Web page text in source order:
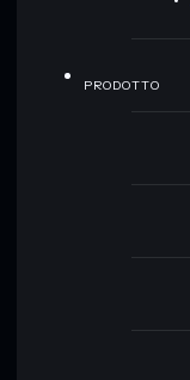
PRODOTTO